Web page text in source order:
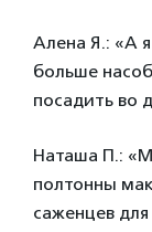
Алена Я.: «А
больше
посадить во
Наташа П.:
полтонны
саженцев